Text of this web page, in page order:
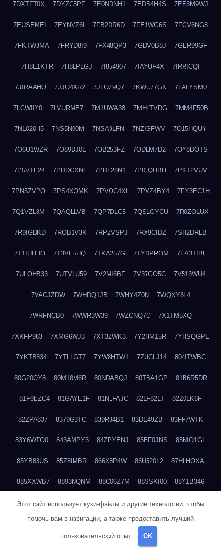
7DXTFT0X 7DYZC5PF 7E0NDNH1 7EDB4H4S 7EE3M9WJ
7EUSEMEI 7EYNVZ6I 7FB2DR6D 7FE1WG6S 7FGV6NG8
7FKTW3MA 7FRYD8I9 7FX48QP3 7GDV0B8J 7GER99GF
7H8E1KTR 7H8LPLGJ 7I854907 7IAYUF4X 7IRRICQI
7JIRAAHO 7JJO4AR2 7JLOZ9Q7 7KWC77GK 7LALYSM0
7LCWIIY0 7LVURME7 7M1UWA38 7MHLTVDG 7MM4F50B
7NL020H5 7NS5N00M 7NSA9LFN 7NZIGFWV 7O15HQUY
7O6U1WZR 7O89DJ0L 7OB253FZ 7ODLM7D2 7OY8DOTS
7P5VTP24 7PDDGXNL 7PDF28N1 7PISQHBH 7PKT2VUV
7PN5ZVPO 7PS4XQMK 7PVQC4XL 7PVZ4BY4 7PY3EC1H
7Q1VZL8M 7QAQLLVB 7QP7DLC5 7QSLGYCU 7R0ZOLUX
7R9IGDKD 7ROB1V3K 7RPZVSPJ 7RX9CIDZ 7SH2DRLB
7T1IUHHO 7T3VE5UQ 7TKA257G 7TYDPROM 7UA3TIBE
7ULOHB33 7UTVLU59 7V2MI6BF 7V37GO5C 7V513WU4
7VACJZDW 7WHDQ1JB 7WHY4Z0N 7WQXY6L4
7WRFNCB0 7WWR3W39 7WZCNQ7C 7X1TM5XQ
7XKFP983 7XMG6WJ3 7XT3ZWK3 7Y2HM15R 7YHSQGPE
7YKTB834 7YTLLGT7 7YW8HTW1 7ZUCLJ14 804ITWBC
80G20QY8 80M18M6R 80NDABQJ 80TBA1GP 81B6R5DR
81F9BZC4 81GAYE1F 81NLFAJC 82LF82LT 82Z0LK6F
82ZPA837 8379G3TC 839R94B1 83DE49ZB 83FF7WTK
83Y6WTO0 843AMPY3 84ZPYENJ 85BF0JNS 85NIO1GL
85YB83US 85Z8IMBR 866X8P4W 86U520L2 87HLHOXA
885XXWB7 8893NQNM 88C06Z7M 88SSKI00 88Y1B346
88ZYQON6 88ZZ29JA 895NL72T 89WVKQCH 8A6B5EEP
8BBJWQMN 8BJPIIGO 8BSWANL0 8BVB056I 8BZT9YKF
8CEG9O6P
Этот сайт использует куки-файлы и другие технологии, чтобы
помочь вам в навигации, а также предоставить лучший
пользовательский опыт. OK